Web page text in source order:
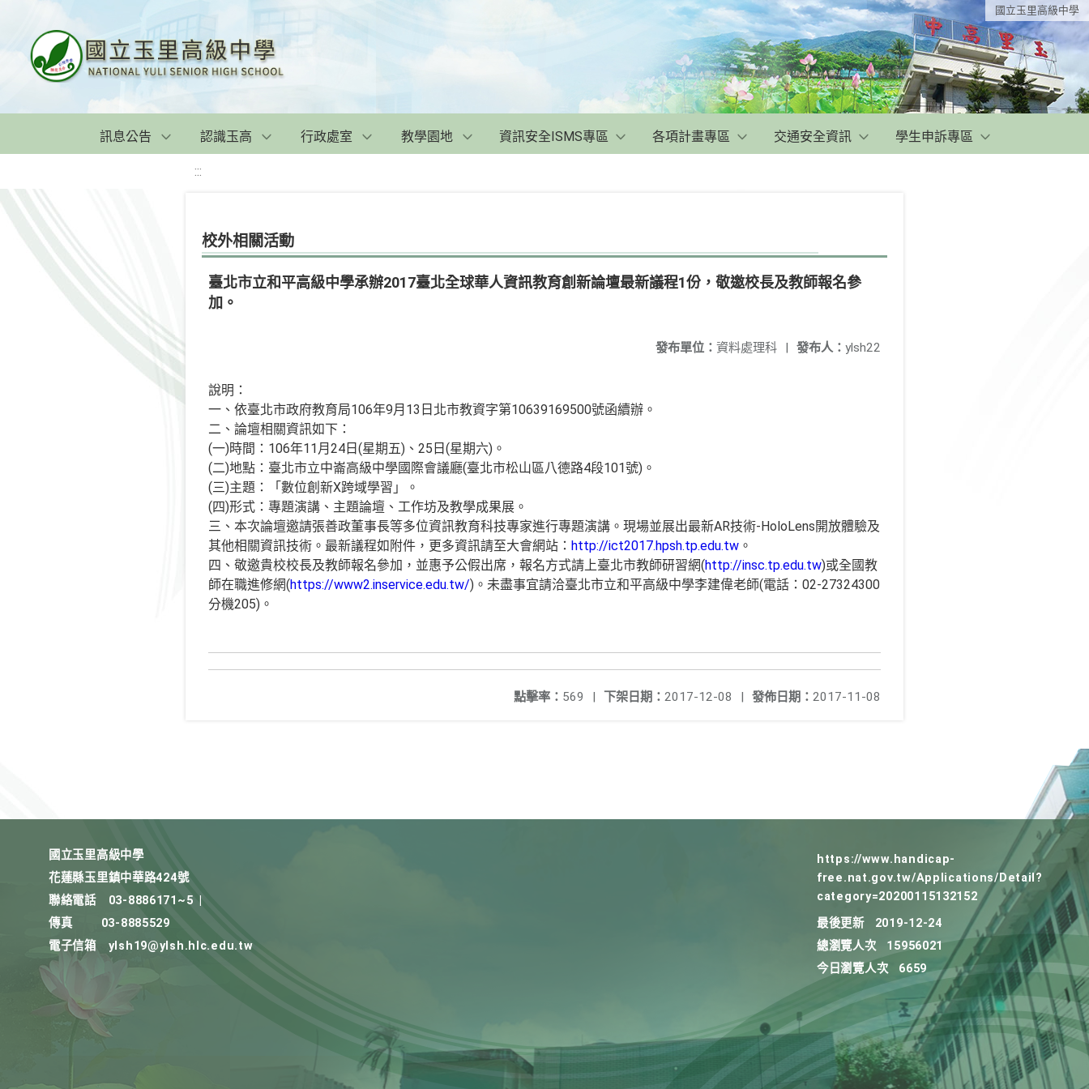
國立玉里高級中學
訊息公告 認識玉高 行政處室 教學園地 資訊安全ISMS專區 各項計畫專區 交通安全資訊 學生申訴專區
:::
校外相關活動
臺北市立和平高級中學承辦2017臺北全球華人資訊教育創新論壇最新議程1份，敬邀校長及教師報名參
加。
發布人： ylsh22
發布單位： 資料處理科 |
說明：
一、依臺北市政府教育局106年9月13日北市教資字第10639169500號函續辦。
二、論壇相關資訊如下：
(一)時間：106年11月24日(星期五)、25日(星期六)。
(二)地點：臺北市立中崙高級中學國際會議廳(臺北市松山區八德路4段101號)。
(三)主題：「數位創新X跨域學習」。
(四)形式：專題演講、主題論壇、工作坊及教學成果展。
三、本次論壇邀請張善政董事長等多位資訊教育科技專家進行專題演講。現場並展出最新AR技術-HoloLens開放體驗及
其他相關資訊技術。最新議程如附件，更多資訊請至大會網站： http://ict2017.hpsh.tp.edu.tw 。
四、敬邀貴校校長及教師報名參加，並惠予公假出席，報名方式請上臺北市教師研習網(http://insc.tp.edu.tw)或全國教
師在職進修網(https://www2.inservice.edu.tw/)。未盡事宜請洽臺北市立和平高級中學李建偉老師(電話：02-27324300
分機205)。
發佈日期： 2017-11-08
下架日期： 2017-12-08 |
點擊率： 569 |
國立玉里高級中學
花蓮縣玉里鎮中華路424號
聯絡電話
03-8886171~5
傳真
03-8885529
電子信箱
ylsh19@ylsh.hlc.edu.tw
https://www.handicap-
free.nat.gov.tw/Applications/Detail?
category=20200115132152
最後更新
2019-12-24
總瀏覽人次
15956021
今日瀏覽人次
6659